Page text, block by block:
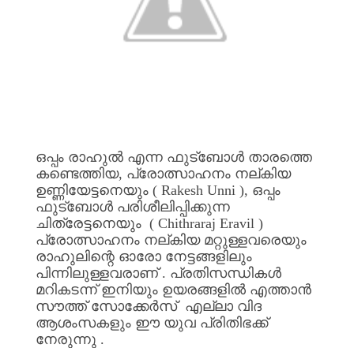
ഒപ്പം രാഹുൽ എന്ന ഫുട്ബോൾ താരത്തെ
കണ്ടെത്തിയ, പ്രോത്സാഹനം നല്കിയ
ഉണ്ണിയേട്ടനെയും ( Rakesh Unni ), ഒപ്പം
ഫുട്ബോൾ പരിശീലിപ്പിക്കുന്ന
ചിത്രേട്ടനെയും ( Chithraraj Eravil )
പ്രോത്സാഹനം നല്കിയ മറ്റുള്ളവരെയും
രാഹുലിന്റെ ഓരോ നേട്ടങ്ങളിലും
പിന്നിലുള്ളവരാണ്. പ്രതിസന്ധികൾ
മറികടന്ന്‌ ഇനിയും ഉയരങ്ങളിൽ എത്താൻ
സൗത്ത് സോക്കേർസ്‌ എല്ലാ വിദ
ആശംസകളും ഈ യുവ പ്രിതിഭക്ക്
നേരുന്നു .